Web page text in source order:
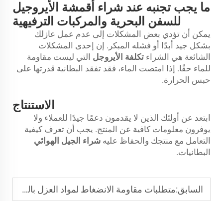
ما يجب تجنبه عند شراء أقمشة الأيروجيل
للسفن البحرية والمركبات الترفيهية
يمكن أن تؤدي بعض المشكلات إلى عدم عمل عازلك
بشكل جيد أبدًا أو فشله المبكر. إن إحدى المشكلات
الشائعة هي الشراء تكلفة الأيروجل التي ليست مقاومة
للماء حقًا. إذا امتصت الماء، فقد تفقد البطانية قدرتها على
حبس الحرارة.
الاستنتاج
ابتعد عن أولئك الذين لا يقدمون دعمًا جيدًا للعملاء ولا
يوفرون معلومات كافية عن المنتج. يجب أن تعرف كيفية
التعامل مع منتجك والحفاظ عليه شراء الجيل الهوائي
البطانيات.
السابق:متطلبات مقاومة الانضغاط لمواد العزل بالبطانيات الهوائية: ما هي المعايير الدنيا للأنواع المختلفة؟